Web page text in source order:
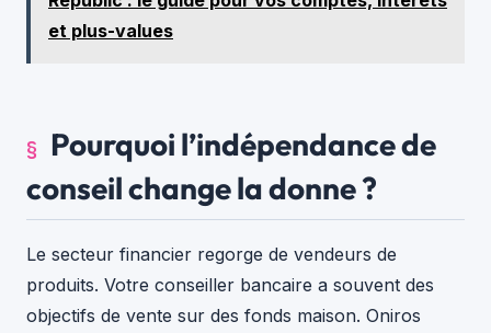
et plus-values
Pourquoi l’indépendance de
conseil change la donne ?
Le secteur financier regorge de vendeurs de
produits. Votre conseiller bancaire a souvent des
objectifs de vente sur des fonds maison. Oniros